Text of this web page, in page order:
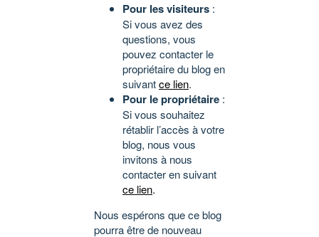
Pour les visiteurs :
Si vous avez des
questions, vous
pouvez contacter le
propriétaire du blog en
suivantce lien.
Pour le propriétaire :
Si vous souhaitez
rétablir l’accès à votre
blog, nous vous
invitons à nous
contacter en suivant
ce lien.
Nous espérons que ce blog
pourra être de nouveau